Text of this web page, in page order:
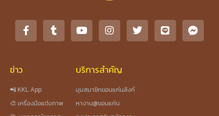
ข่าว
📲 KKL App
🎨 เครื่องมือแต่งภาพ
บริการสำคัญ
มุมสมาชิกขอนแก่นลิงก์
หางาน@ขอนแก่น